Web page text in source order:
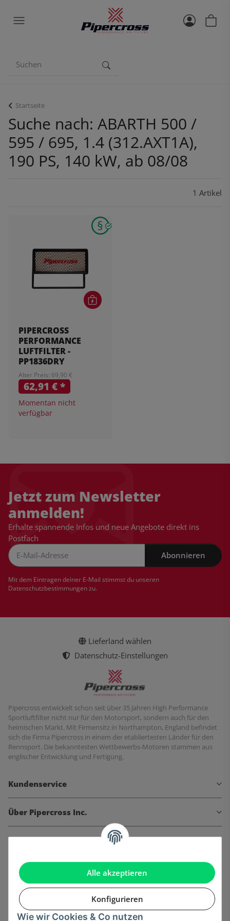
Alle akzeptieren
Konfigurieren
Wie wir Cookies & Co nutzen
Startseite
Suche nach: ABARTH 500 /
595 / 695, 1.4 (312.AXT1A),
190 PS, 140 kW, ab 08/08
1 Artikel
PIPERCROSS
PERFORMANCE
LUFTFILTER -
PP1836DRY
Alter Preis: 69,90 €
62,91 €*
Momentan nicht
verfügbar
Jetzt zum Newsletter
anmelden!
Erhalte spannende Infos und neue Angebote direkt ins
Postfach
Abonnieren
Mit dem Eintragen deiner E-Mail stimmst du unseren
Datenschutzbestimmungenzu.
Lieferland wählen
Datenschutz-Einstellungen
Pipercross entwickelt schon seit über 35 Jahren High Performance
Sportluftfilter nicht nur für den Motorsport, sondern auch für den
heimischen Markt. Mit Firmensitz in Northampton, England befindet
sich die Firma Pipercross in einem der etabliertesten Länder für den
Rennsport. Die bekanntesten Wettbewerbs-Motoren stammen aus
englischer Entwicklung und Fertigung.
Kundenservice
Über Pipercross Inc.
Informationen
Gesetzliche Informationen